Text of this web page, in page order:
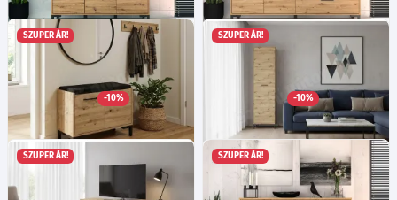
Nerina 10 komód - Artisan
Ma:83 Sz:120 Mé:40 cm
-10%
81 815
Nerina 13 komód - Artisan
Sz:159
-10%
116 735Ft
SZUPER ÁR!
Nerina 4 cipősszekrény -
Artisan tölgy/fekete
SZUPER ÁR!
Nerina 1 szekrény - Artisan
tölgy
SZUPER ÁR! SZUPER ÁR!